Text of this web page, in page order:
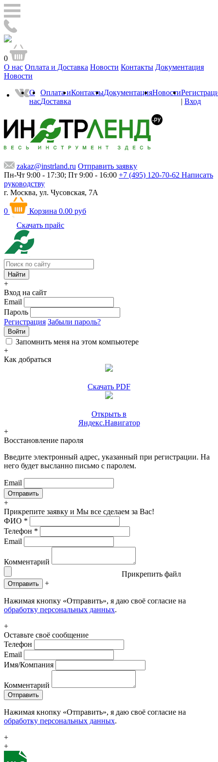
0
О нас Оплата и Доставка Новости Контакты Документация
Новости
О
нас
Оплата и
Доставка
КонтактыДокументацияНовости
| Вход
zakaz@instrland.ru Отправить заявку
Пн-Чт 9:00 - 17:30; Пт 9:00 - 16:00 +7 (495) 120-70-62 Написать
руководству
г. Москва, ул. Чусовская, 7А
0 Корзина 0.00 руб
Скачать прайс
+
Вход на сайт
Email
Пароль
Регистрация Забыли пароль?
Войти
Запомнить меня на этом компьютере
+
Как добраться
Скачать PDF
Открыть в
Яндекс.Навигатор
+
Восстановление пароля
Введите электронный адрес, указанный при регистрации. На
него будет высланно письмо с паролем.
Email
+
Прикрепите заявку и Мы все сделаем за Вас!
ФИО *
Телефон *
Email
Комментарий
Прикрепить файл
Отправить +
Нажимая кнопку «Отправить», я даю своё согласие на
обработку персональных данных.
+
Оставьте своё сообщение
Телефон
Email
Имя/Компания
Комментарий
Отправить
Нажимая кнопку «Отправить», я даю своё согласие на
обработку персональных данных.
+
+